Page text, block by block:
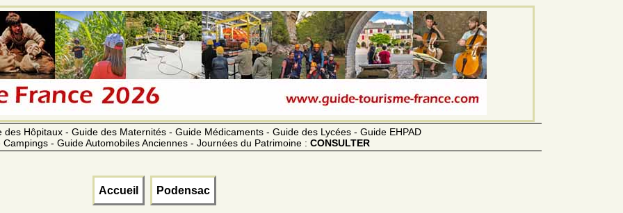
Hôpitaux - Guide des Maternités - Guide Médicaments - Guide des Lycées - Guide EHPAD
- Guide Automobiles Anciennes - Journées du Patrimoine : CONSULTER
Accueil Podensac